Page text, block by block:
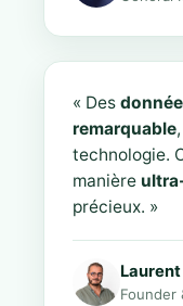
« Des
remarquable
technologie.
manière
précieux. »
Founder